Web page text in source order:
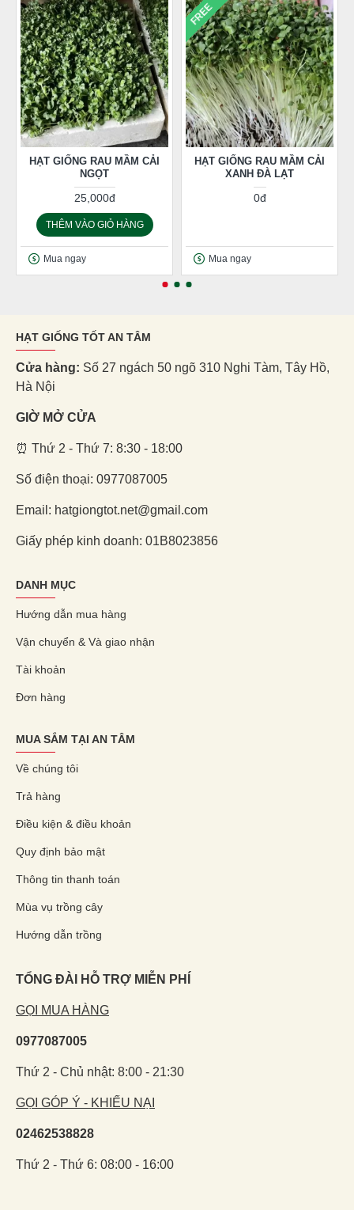
HẠT GIỐNG RAU MẦM CẢI
NGỌT
25,000đ
THÊM VÀO GIỎ HÀNG
Mua ngay
FREE
HẠT GIỐNG RAU MẦM CẢI
XANH ĐÀ LẠT
0đ
Mua ngay
HẠT GIỐNG TỐT AN TÂM
Cửa hàng: Số 27 ngách 50 ngõ 310 Nghi Tàm, Tây Hồ,
Hà Nội
GIỜ MỞ CỬA
⏰ Thứ 2 - Thứ 7: 8:30 - 18:00
Số điện thoại: 0977087005
Email: hatgiongtot.net@gmail.com
Giấy phép kinh doanh: 01B8023856
DANH MỤC
Hướng dẫn mua hàng
Vận chuyển & Và giao nhận
Tài khoản
Đơn hàng
MUA SẮM TẠI AN TÂM
Về chúng tôi
Trả hàng
Điều kiện & điều khoản
Quy định bảo mật
Thông tin thanh toán
Mùa vụ trồng cây
Hướng dẫn trồng
TỔNG ĐÀI HỖ TRỢ MIỄN PHÍ
GỌI MUA HÀNG
0977087005
Thứ 2 - Chủ nhật: 8:00 - 21:30
GỌI GÓP Ý - KHIẾU NẠI
02462538828
Thứ 2 - Thứ 6: 08:00 - 16:00